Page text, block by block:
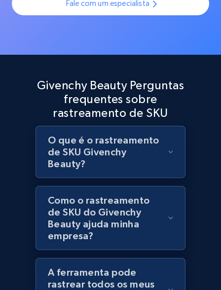
Best Buy products
Best Buy products - Collect data on
URL, Product id, Title, Images, Final price,
Currency, Discount, Initial price, and more.
Lazada - Products
URL, Title, Rating, Reviews, Initial price, Final
price, Currency, Stock, and more.
991+ 164+ Comece agora
Fale com um especialista
Givenchy Beauty Perguntas
frequentes sobre
rastreamento de SKU
O que é o rastreamento
de SKU Givenchy
Beauty?
Como o rastreamento
de SKU do Givenchy
Beauty ajuda minha
empresa?
A ferramenta pode
rastrear todos os meus